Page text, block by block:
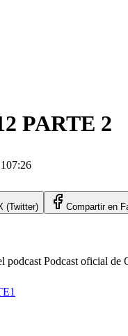
PARTE 2
107:26
(Twitter) Compartir en
Podcast oficial